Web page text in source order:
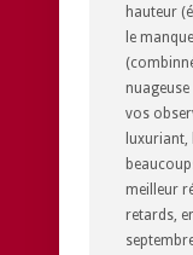
hauteur
le
nuageuse
vos
meilleur
retards,